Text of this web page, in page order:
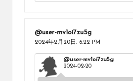
@user-mv1oi7zu5g
2024年2月20日, 6:22 PM
@user-mv1oi7zu5g
2024-02-20